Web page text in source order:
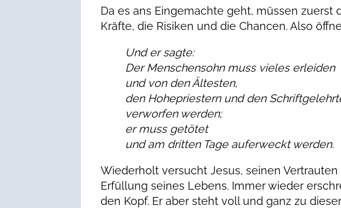
Da es ans Eingemachte geht, müssen
Kräfte, die Risiken und die Chancen. Also
Und er sagte:
Der Menschensohn muss vieles erleiden
und von den Ältesten,
den Hohepriestern und den
verworfen werden;
er muss getötet
und am dritten Tage auferweckt werden.
Wiederholt versucht Jesus, seinen
Erfüllung seines Lebens. Immer wieder
den Kopf. Er aber steht voll und ganz zu